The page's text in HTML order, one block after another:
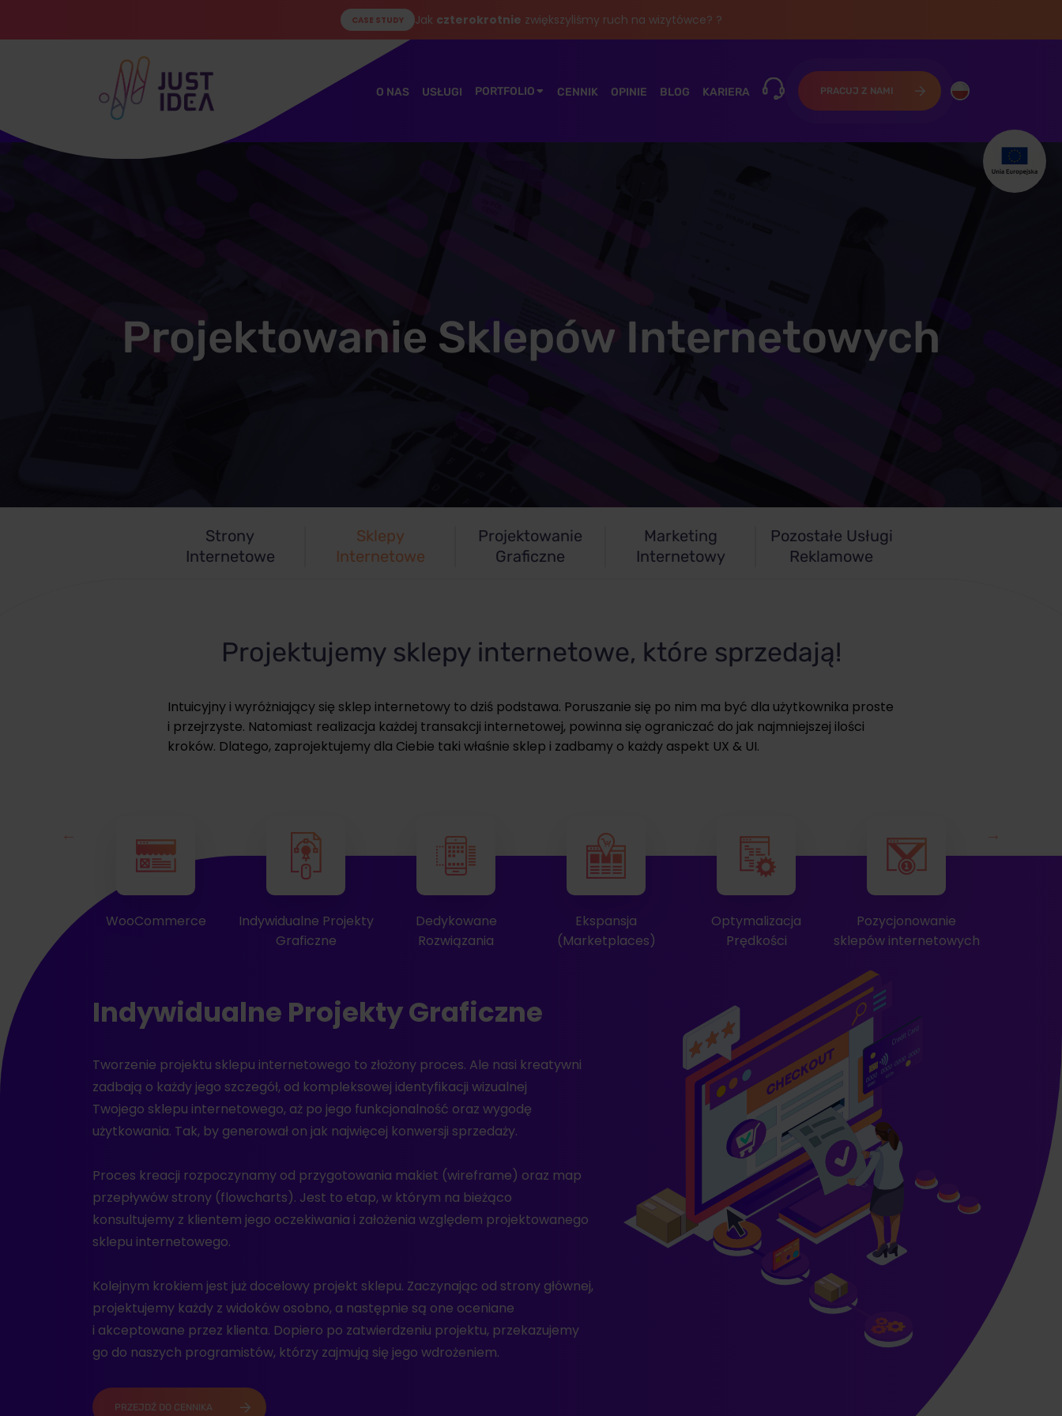
CASE STUDY Jak czterokrotnie zwiększyliśmy ruch na wizytówce? ?
O NAS USŁUGI PORTFOLIO CENNIK OPINIE BLOG KARIERA PRACUJ Z NAMI
Projektowanie Sklepów Internetowych
Strony
Internetowe
Sklepy
Internetowe
Projektowanie
Graficzne
Marketing
Internetowy
Pozostałe Usługi
Reklamowe
Projektujemy sklepy internetowe, które sprzedają!
Intuicyjny i wyróżniający się sklep internetowy to dziś podstawa. Poruszanie się po nim ma być dla użytkownika proste
i przejrzyste. Natomiast realizacja każdej transakcji internetowej, powinna się ograniczać do jak najmniejszej ilości
kroków. Dlatego, zaprojektujemy dla Ciebie taki właśnie sklep i zadbamy o każdy aspekt UX & UI.
Indywidualne Projekty
Dedykowane
Rozwiązania
Ekspansja
(Marketplaces)
Optymalizacja
Prędkości
Pozycjonowanie
sklepów internetowych
Hosting PrestaShop
Indywidualne Projekty Graficzne
Tworzenie projektu sklepu internetowego to złożony proces. Ale nasi kreatywni
zadbają o każdy jego szczegół, od kompleksowej identyfikacji wizualnej
Twojego sklepu internetowego, aż po jego funkcjonalność oraz wygodę
użytkowania. Tak, by generował on jak najwięcej konwersji sprzedaży.
Proces kreacji rozpoczynamy od przygotowania makiet (wireframe) oraz map
przepływów strony (flowcharts). Jest to etap, w którym na bieżąco
konsultujemy z klientem jego oczekiwania i założenia względem projektowanego
sklepu internetowego.
Kolejnym krokiem jest już docelowy projekt sklepu. Zaczynając od strony głównej,
projektujemy każdy z widoków osobno, a następnie są one oceniane
i akceptowane przez klienta. Dopiero po zatwierdzeniu projektu, przekazujemy
go do naszych programistów, którzy zajmują się jego wdrożeniem.
PRZEJDŹ DO CENNIKA